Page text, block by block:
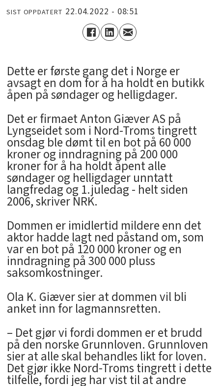
SIST OPPDATERT 22.04.2022 - 08:51
Dette er første gang det i Norge er
avsagt en dom for å ha holdt en butikk
åpen på søndager og helligdager.
Det er firmaet Anton Giæver AS på
Lyngseidet som i Nord-Troms tingrett
onsdag ble dømt til en bot på 60 000
kroner og inndragning på 200 000
kroner for å ha holdt åpent alle
søndager og helligdager unntatt
langfredag og 1.juledag - helt siden
2006, skriver NRK.
Dommen er imidlertid mildere enn det
aktor hadde lagt ned påstand om, som
var en bot på 120 000 kroner og en
inndragning på 300 000 pluss
saksomkostninger.
Ola K. Giæver sier at dommen vil bli
anket inn for lagmannsretten.
– Det gjør vi fordi dommen er et brudd
på den norske Grunnloven. Grunnloven
sier at alle skal behandles likt for loven.
Det gjør ikke Nord-Troms tingrett i dette
tilfelle, fordi jeg har vist til at andre